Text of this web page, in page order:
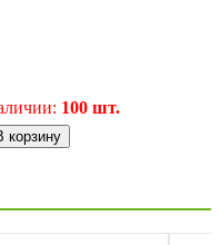
100 шт.